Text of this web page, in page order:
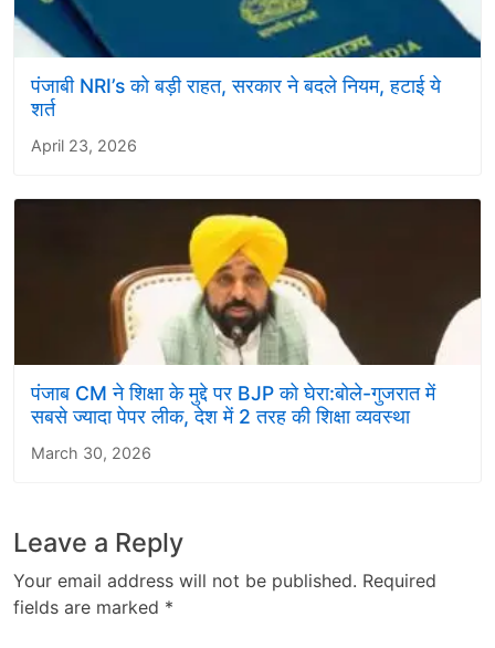
पंजाबी NRI’s को बड़ी राहत, सरकार ने बदले नियम, हटाई ये
शर्त
April 23, 2026
पंजाब CM ने शिक्षा के मुद्दे पर BJP को घेरा:बोले-गुजरात में
सबसे ज्यादा पेपर लीक, देश में 2 तरह की शिक्षा व्यवस्था
March 30, 2026
Leave a Reply
Your email address will not be published. Required
fields are marked *